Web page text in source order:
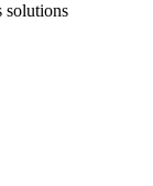
solutions